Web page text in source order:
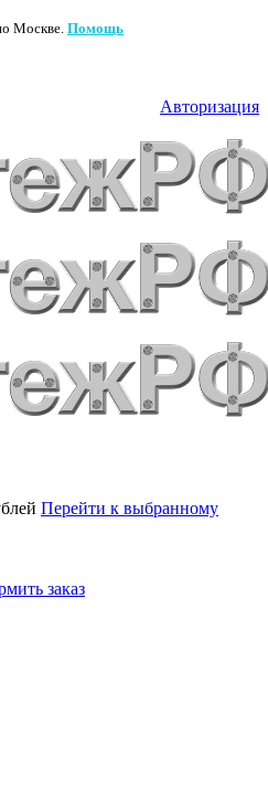
Москве. Помощь
Авторизация
Перейти к выбранному
заказ